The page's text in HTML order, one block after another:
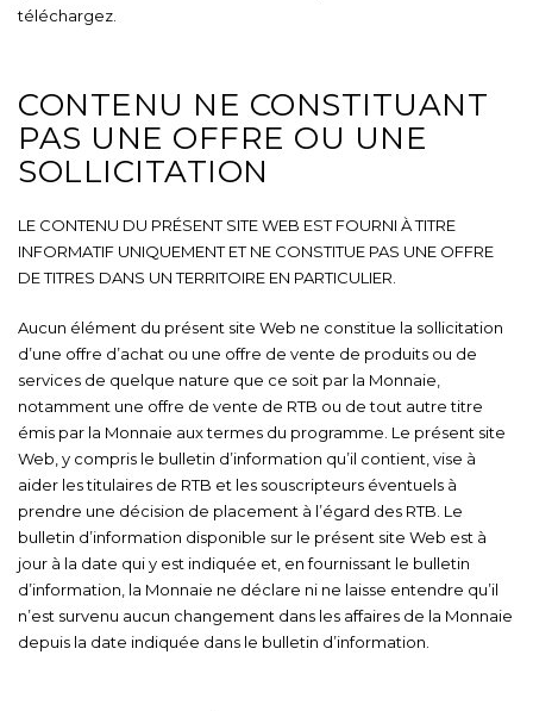
téléchargez.
CONTENU NE CONSTITUANT
PAS UNE OFFRE OU UNE
SOLLICITATION
LE CONTENU DU PRÉSENT SITE WEB EST FOURNI À TITRE
INFORMATIF UNIQUEMENT ET NE CONSTITUE PAS UNE OFFRE
DE TITRES DANS UN TERRITOIRE EN PARTICULIER.
Aucun élément du présent site Web ne constitue la sollicitation
d’une offre d’achat ou une offre de vente de produits ou de
services de quelque nature que ce soit par la Monnaie,
notamment une offre de vente de RTB ou de tout autre titre
émis par la Monnaie aux termes du programme. Le présent site
Web, y compris le bulletin d’information qu’il contient, vise à
aider les titulaires de RTB et les souscripteurs éventuels à
prendre une décision de placement à l’égard des RTB. Le
bulletin d’information disponible sur le présent site Web est à
jour à la date qui y est indiquée et, en fournissant le bulletin
d’information, la Monnaie ne déclare ni ne laisse entendre qu’il
n’est survenu aucun changement dans les affaires de la Monnaie
depuis la date indiquée dans le bulletin d’information.